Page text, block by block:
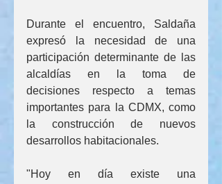
Durante el encuentro, Saldaña
expresó la necesidad de una
participación determinante de las
alcaldías en la toma de
decisiones respecto a temas
importantes para la CDMX, como
la construcción de nuevos
desarrollos habitacionales.
"Hoy en día existe una